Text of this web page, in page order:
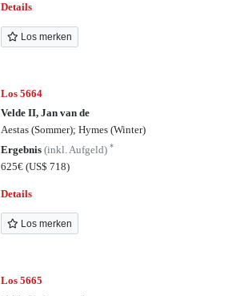
Details
Los merken
Los 5664
Velde II, Jan van de
Aestas (Sommer); Hymes (Winter)
Ergebnis(inkl. Aufgeld)*
625€(US$ 718)
Details
Los merken
Los 5665